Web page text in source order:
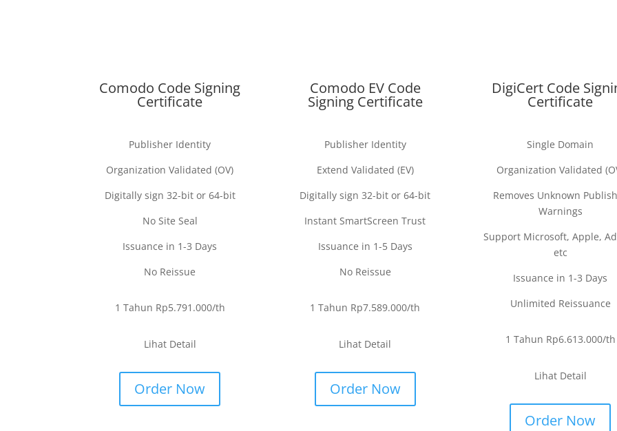
Comodo Code Signing
Certificate
Publisher Identity
Organization Validated (OV)
Digitally sign 32-bit or 64-bit
No Site Seal
Issuance in 1-3 Days
No Reissue
1 Tahun Rp5.791.000/th
Lihat Detail
Order Now
Comodo EV Code
Signing Certificate
Publisher Identity
Extend Validated (EV)
Digitally sign 32-bit or 64-bit
Instant SmartScreen Trust
Issuance in 1-5 Days
No Reissue
1 Tahun Rp7.589.000/th
Lihat Detail
Order Now
DigiCert Code
Certificate
Single Domain
Organization Validated
Removes Unknown
Warnings
Support Microsoft, Apple,
etc
Issuance in 1-3 Days
Unlimited Reissuance
1 Tahun Rp6.613.000/th
Lihat Detail
Order Now